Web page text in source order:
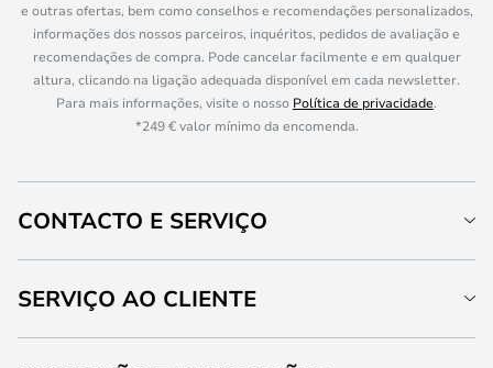
e outras ofertas, bem como conselhos e recomendações personalizados,
informações dos nossos parceiros, inquéritos, pedidos de avaliação e
recomendações de compra. Pode cancelar facilmente e em qualquer
altura, clicando na ligação adequada disponível em cada newsletter.
Para mais informações, visite o nosso Política de privacidade.
*249 € valor mínimo da encomenda.
CONTACTO E SERVIÇO
SERVIÇO AO CLIENTE